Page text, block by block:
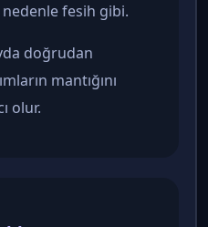
fesih gibi.
doğrudan
mantığını
olur.